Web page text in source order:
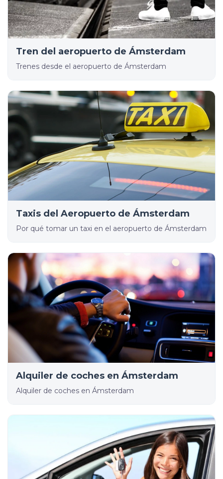
Tren del aeropuerto de Ámsterdam
Trenes desde el aeropuerto de Ámsterdam
Taxis del Aeropuerto de Ámsterdam
Por qué tomar un taxi en el aeropuerto de Ámsterdam
Alquiler de coches en Ámsterdam
Alquiler de coches en Ámsterdam